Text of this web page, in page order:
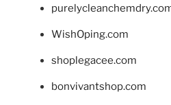
WishOping.com
shoplegacee.com
bonvivantshop.com